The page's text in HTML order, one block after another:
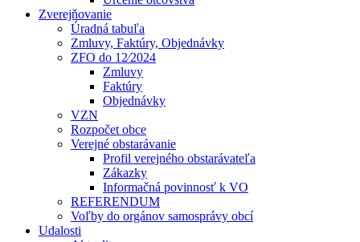
Zverejňovanie
Úradná tabuľa
Zmluvy, Faktúry, Objednávky
ZFO do 12⁄2024
Zmluvy
Faktúry
Objednávky
VZN
Rozpočet obce
Verejné obstarávanie
Profil verejného obstarávateľa
Zákazky
Informačná povinnosť k VO
REFERENDUM
Voľby do orgánov samosprávy obcí
Udalosti